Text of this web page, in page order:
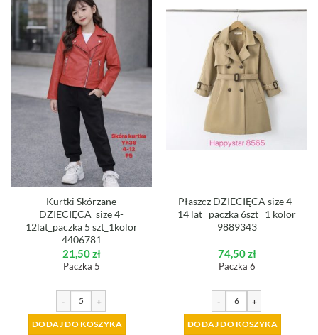
Kurtki Skórzane
DZIECIĘCA_size 4-
12lat_paczka 5 szt_1kolor
4406781
21,50zł
Paczka 5
- +
DODAJ DO KOSZYKA
Płaszcz DZIECIĘCA size 4-
14 lat_ paczka 6szt _1 kolor
9889343
74,50zł
Paczka 6
- +
DODAJ DO KOSZYKA